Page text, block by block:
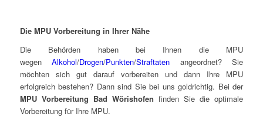
Die MPU Vorbereitung in Ihrer Nähe
Die Behörden haben bei Ihnen die MPU
wegenAlkohol/Drogen/Punkten/Straftaten angeordnet? Sie
möchten sich gut darauf vorbereiten und dann Ihre MPU
erfolgreich bestehen? Dann sind Sie bei uns goldrichtig. Bei der
MPU Vorbereitung Bad Wörishofenfinden Sie die optimale
Vorbereitung für Ihre MPU.